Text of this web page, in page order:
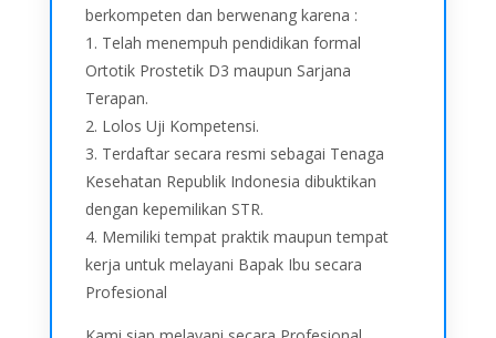
berkompeten dan berwenang karena :
1. Telah menempuh pendidikan formal
Ortotik Prostetik D3 maupun Sarjana
Terapan.
2. Lolos Uji Kompetensi.
3. Terdaftar secara resmi sebagai Tenaga
Kesehatan Republik Indonesia dibuktikan
dengan kepemilikan STR.
4. Memiliki tempat praktik maupun tempat
kerja untuk melayani Bapak Ibu secara
Profesional